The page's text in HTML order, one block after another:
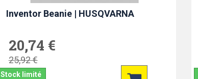
Inventor Beanie | HUSQVARNA
20,74 €
25,92 €
Stock limité